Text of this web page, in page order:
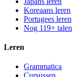
Koreaans leren
Portugees leren
Nog 119+ talen
Leren
Grammatica